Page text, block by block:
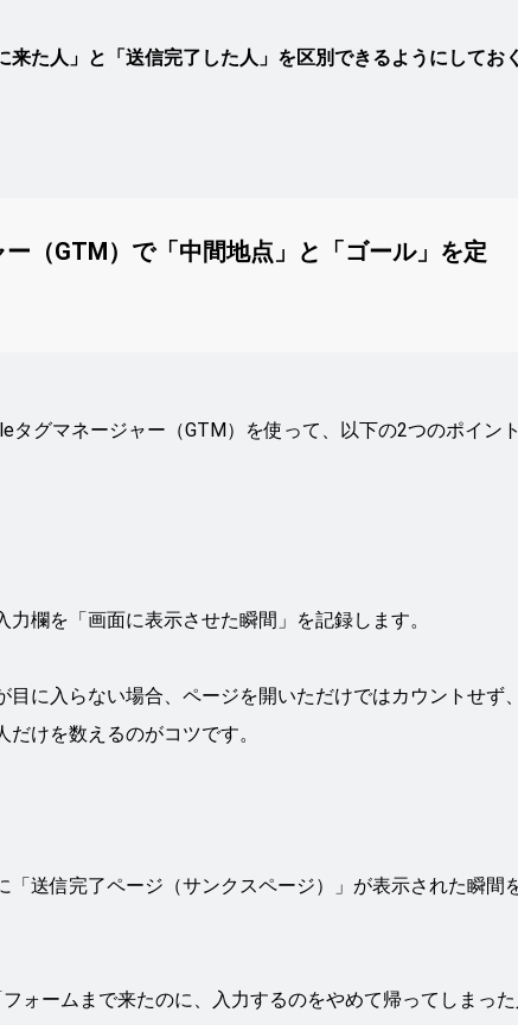
来た人」と「送信完了した人」を区別できるようにしてお
（GTM）で「中間地点」と「ゴール」を定
タグマネージャー（GTM）を使って、以下の2つのポイン
欄を「画面に表示させた瞬間」を記録します。
目に入らない場合、ページを開いただけではカウントせず
けを数えるのがコツです。
「送信完了ページ（サンクスページ）」が表示された瞬間
ォームまで来たのに、入力するのをやめて帰ってしまっ